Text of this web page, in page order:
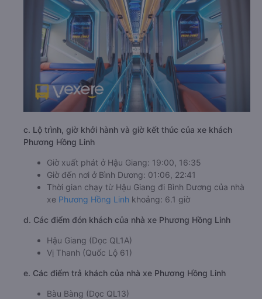
c. Lộ trình, giờ khởi hành và giờ kết thúc của xe khách
Phương Hồng Linh
Giờ xuất phát ở Hậu Giang: 19:00, 16:35
Giờ đến nơi ở Bình Dương: 01:06, 22:41
Thời gian chạy từ Hậu Giang đi Bình Dương của nhà
xe Phương Hồng Linh khoảng: 6.1 giờ
d. Các điểm đón khách của nhà xe Phương Hồng Linh
Hậu Giang (Dọc QL1A)
Vị Thanh (Quốc Lộ 61)
e. Các điểm trả khách của nhà xe Phương Hồng Linh
Bàu Bàng (Dọc QL13)